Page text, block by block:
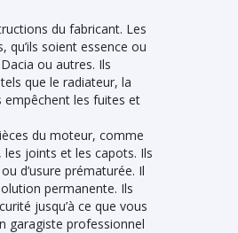
du fabricant. Les
soient essence ou
ou autres. Ils
que le radiateur, la
empêchent les fuites et
du moteur, comme
les joints et les capots. Ils
d’usure prématurée. Il
permanente. Ils
jusqu’à ce que vous
garagiste professionnel